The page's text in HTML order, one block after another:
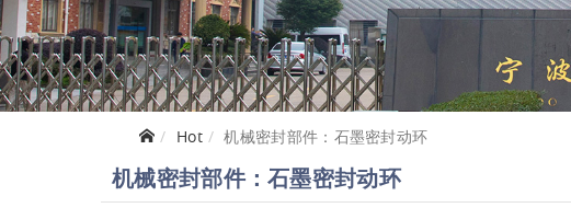
Hot 机械密封部件：石墨密封动环
机械密封部件：石墨密封动环